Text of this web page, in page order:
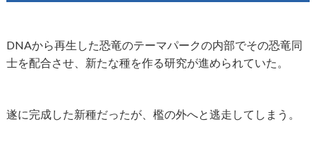
DNAから再生した恐竜のテーマパークの内部でその恐竜同
士を配合させ、新たな種を作る研究が進められていた。
遂に完成した新種だったが、檻の外へと逃走してしまう。